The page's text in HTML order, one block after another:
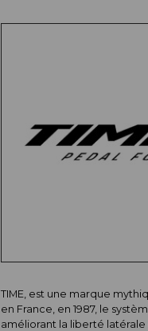
TIME, est une marque
en France, en 1987, le
améliorant la liberté